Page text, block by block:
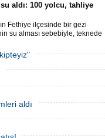
aldı: 100 yolcu, tahliye
Fethiye ilçesinde bir gezi
su alması sebebiyle, teknede
batmaması için bölgede
başlatıldı.
aldı